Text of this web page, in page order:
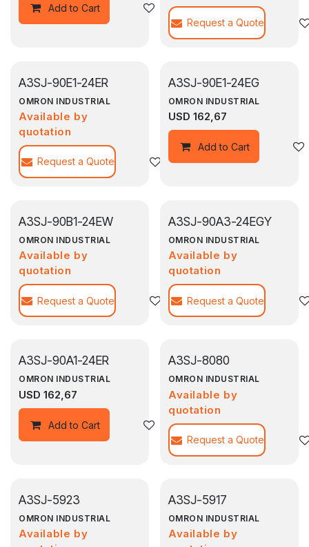
Add to Cart Agregar a la lista de deseos
Request a Quote
A3SJ-90E1-24ER
OMRON INDUSTRIAL
Available by
quotation
Request a Quote Agregar a la lista de deseos
A3SJ-90E1-24EG
OMRON INDUSTRIAL
USD 162,67
Add to Cart
A3SJ-90B1-24EW
OMRON INDUSTRIAL
Available by
quotation
Request a Quote Agregar a la lista de deseos
A3SJ-90A3-24EGY
OMRON INDUSTRIAL
Available by
quotation
Request a Quote
A3SJ-90A1-24ER
OMRON INDUSTRIAL
USD 162,67
Add to Cart Agregar a la lista de deseos
A3SJ-8080
OMRON INDUSTRIAL
Available by
quotation
Request a Quote
A3SJ-5923
OMRON INDUSTRIAL
Available by
A3SJ-5917
OMRON INDUSTRIAL
Available by